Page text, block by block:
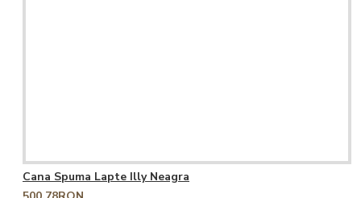
Cana Spuma Lapte Illy Neagra